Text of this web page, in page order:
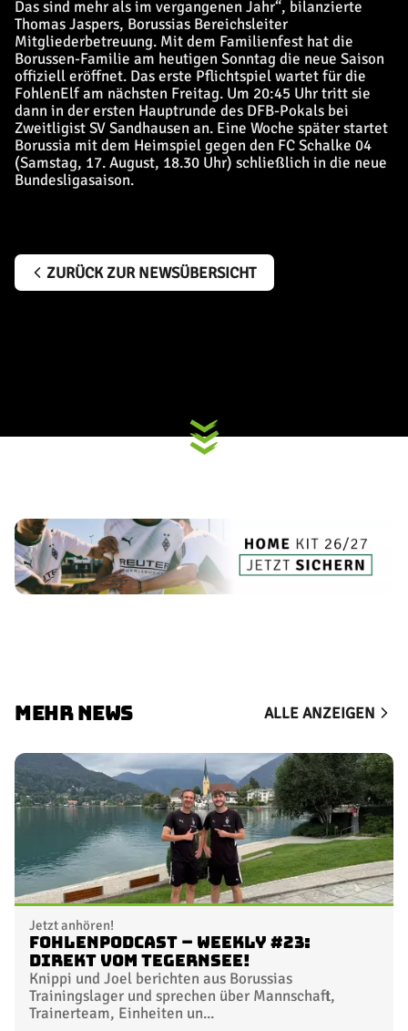
Das sind mehr als im vergangenen Jahr“, bilanzierte
Thomas Jaspers, Borussias Bereichsleiter
Mitgliederbetreuung. Mit dem Familienfest hat die
Borussen-Familie am heutigen Sonntag die neue Saison
offiziell eröffnet. Das erste Pflichtspiel wartet für die
FohlenElf am nächsten Freitag. Um 20:45 Uhr tritt sie
dann in der ersten Hauptrunde des DFB-Pokals bei
Zweitligist SV Sandhausen an. Eine Woche später startet
Borussia mit dem Heimspiel gegen den FC Schalke 04
(Samstag, 17. August, 18.30 Uhr) schließlich in die neue
Bundesligasaison.
ZURÜCK ZUR NEWSÜBERSICHT
MEHR NEWS ALLE ANZEIGEN
Jetzt anhören!
FohlenPodcast – Weekly #23:
Direkt vom Tegernsee!
Knippi und Joel berichten aus Borussias
Trainingslager und sprechen über Mannschaft,
Trainerteam, Einheiten un...